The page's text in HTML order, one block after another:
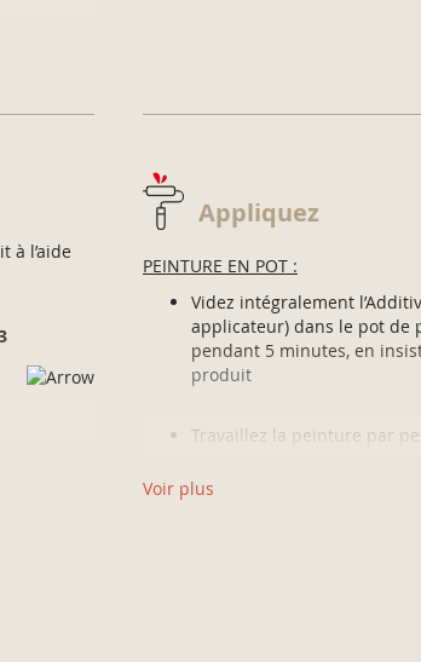
à l’aide
Appliquez
PEINTURE EN POT :
Videz intégralement
applicateur) dans le pot de
pendant 5 minutes, en
produit
Travaillez la peinture par
et finissez en égalisant
Voir plus